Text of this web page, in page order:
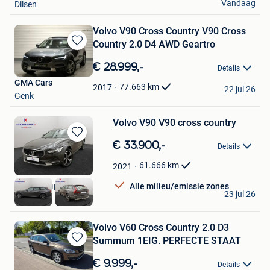
Dilsen
Vandaag
Bewaren
in
Mijn
Favorieten
Volvo V90 Cross Country V90 Cross
Country 2.0 D4 AWD Geartro
€ 28.999,- Details
2017 77.663 km
GMA Cars
Genk
22 jul 26
Bewaren
in
Mijn
Favorieten
Volvo V90 V90 cross country
€ 33.900,- Details
2021 61.666 km
Alle milieu/emissie zones
AUTOKRUISPUNT
Tielt
23 jul 26
Bewaren
in
Volvo V60 Cross Country 2.0 D3
Summum 1EIG. PERFECTE STAAT
€ 9.999,- Details